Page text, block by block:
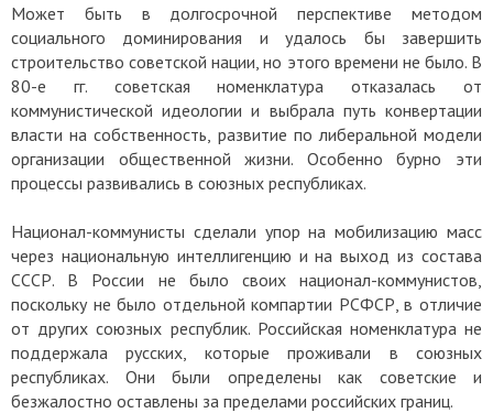
Может быть в долгосрочной перспективе методом
социального доминирования и удалось бы завершить
строительство советской нации, но этого времени не было. В
80-е гг. советская номенклатура отказалась от
коммунистической идеологии и выбрала путь конвертации
власти на собственность, развитие по либеральной модели
организации общественной жизни. Особенно бурно эти
процессы развивались в союзных республиках.
Национал-коммунисты сделали упор на мобилизацию масс
через национальную интеллигенцию и на выход из состава
СССР. В России не было своих национал-коммунистов,
поскольку не было отдельной компартии РСФСР, в отличие
от других союзных республик. Российская номенклатура не
поддержала русских, которые проживали в союзных
республиках. Они были определены как советские и
безжалостно оставлены за пределами российских границ.